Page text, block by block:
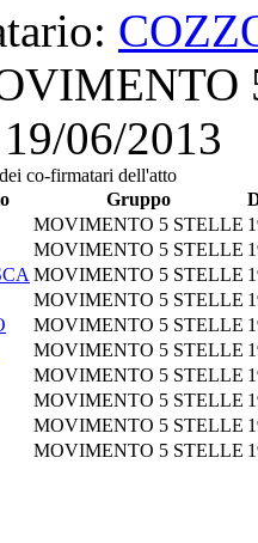
19/06/2013
co-firmatari dell'atto
Gruppo
MOVIMENTO 5 STELLE
MOVIMENTO 5 STELLE
MOVIMENTO 5 STELLE
MOVIMENTO 5 STELLE
MOVIMENTO 5 STELLE
MOVIMENTO 5 STELLE
MOVIMENTO 5 STELLE
MOVIMENTO 5 STELLE
MOVIMENTO 5 STELLE
MOVIMENTO 5 STELLE